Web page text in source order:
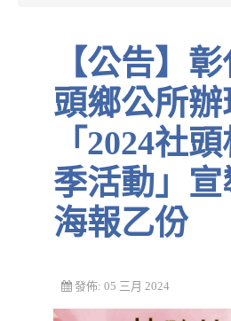
【公告】彰化縣社
頭鄉公所辦
「2024社
季活動」
海報乙份
發佈: 05 三月 2024